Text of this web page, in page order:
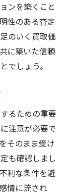
ンを築くこと
性のある査定
のいく買取価
に築いた信頼
でしょう。
るための重要
注意が必要で
そのまま受け
も確認しまし
利な条件を避
情に流され